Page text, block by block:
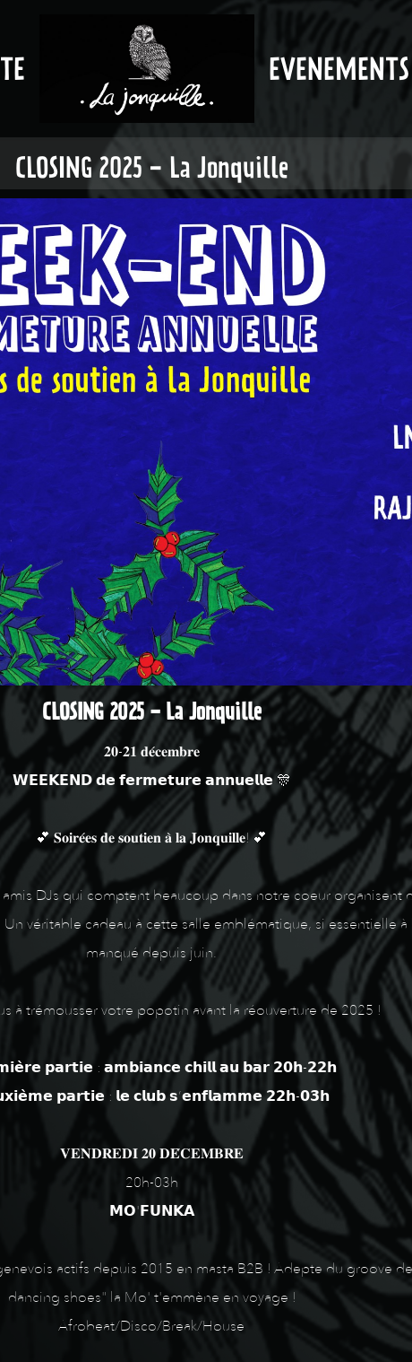
EVENEMENTS
CLOSING 2025 - La Jonquille
CLOSING 2025 - La Jonquille
𝟐𝟎-𝟐𝟏 𝐝𝐞́𝐜𝐞𝐦𝐛𝐫𝐞
𝗪𝗘𝗘𝗞𝗘𝗡𝗗 𝗱𝗲 𝗳𝗲𝗿𝗺𝗲𝘁𝘂𝗿𝗲 𝗮𝗻𝗻𝘂𝗲𝗹𝗹𝗲 🎊
💕 𝐒𝐨𝐢𝐫𝐞́𝐞𝐬 𝐝𝐞 𝐬𝐨𝐮𝐭𝐢𝐞𝐧 𝐚̀ 𝐥𝐚 𝐉𝐨𝐧𝐪𝐮𝐢𝐥𝐥𝐞! 💕
DJs qui comptent beaucoup dans notre coeur organisent
véritable cadeau à cette salle emblématique, si essentielle
manqué depuis juin.
à trémousser votre popotin avant la réouverture de 2025 !
𝗽𝗮𝗿𝘁𝗶𝗲 : 𝗮𝗺𝗯𝗶𝗮𝗻𝗰𝗲 𝗰𝗵𝗶𝗹𝗹 𝗮𝘂 𝗯𝗮𝗿 𝟮𝟬𝗵-𝟮𝟮𝗵
𝗽𝗮𝗿𝘁𝗶𝗲 : 𝗹𝗲 𝗰𝗹𝘂𝗯 𝘀’𝗲𝗻𝗳𝗹𝗮𝗺𝗺𝗲 𝟮𝟮𝗵-𝟬𝟯𝗵
𝐕𝐄𝐍𝐃𝐑𝐄𝐃𝐈 𝟐𝟎 𝐃𝐄́𝐂𝐄𝐌𝐁𝐑𝐄
20h-03h
𝗠𝗢'𝗙𝗨𝗡𝗞𝗔
actifs depuis 2015 en masta B2B ! Adepte du groove
dancing shoes" la Mo' t'emmène en voyage !
Afrobeat/Disco/Break/House